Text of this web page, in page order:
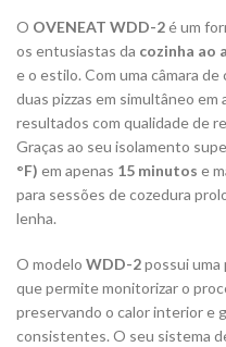
O OVENEAT WDD-2é um
os entusiastas da cozinha ao
e o estilo. Com uma câmara de
duas pizzas em simultâneo em
resultados com qualidade de
Graças ao seu isolamento
°F) em apenas 15 minutos e
para sessões de cozedura
lenha.
O modelo WDD-2possui
que permite monitorizar o
preservando o calor interior e
consistentes. O seu sistema